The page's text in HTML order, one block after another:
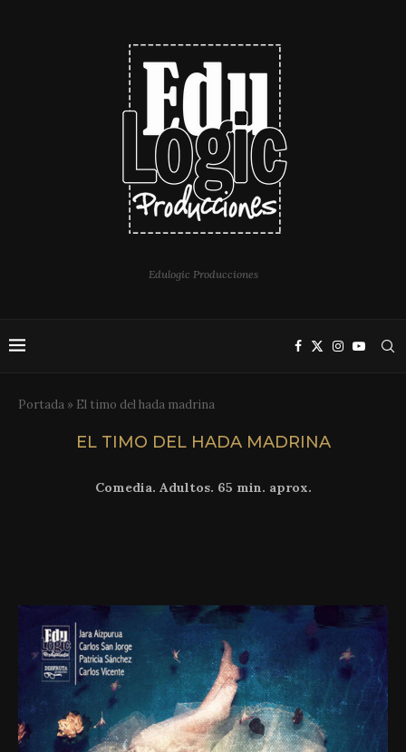
Edulogic Producciones
Portada » El timo del hada madrina
EL TIMO DEL HADA MADRINA
Comedia. Adultos. 65 min. aprox.